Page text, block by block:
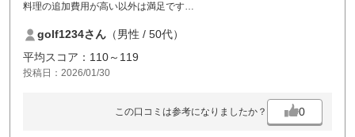
料理の追加費用が高い以外は満足です
golf1234さん （男性 / 50代）
平均スコア：110～119
投稿日：2026/01/30
この口コミは参考になりましたか？ 0